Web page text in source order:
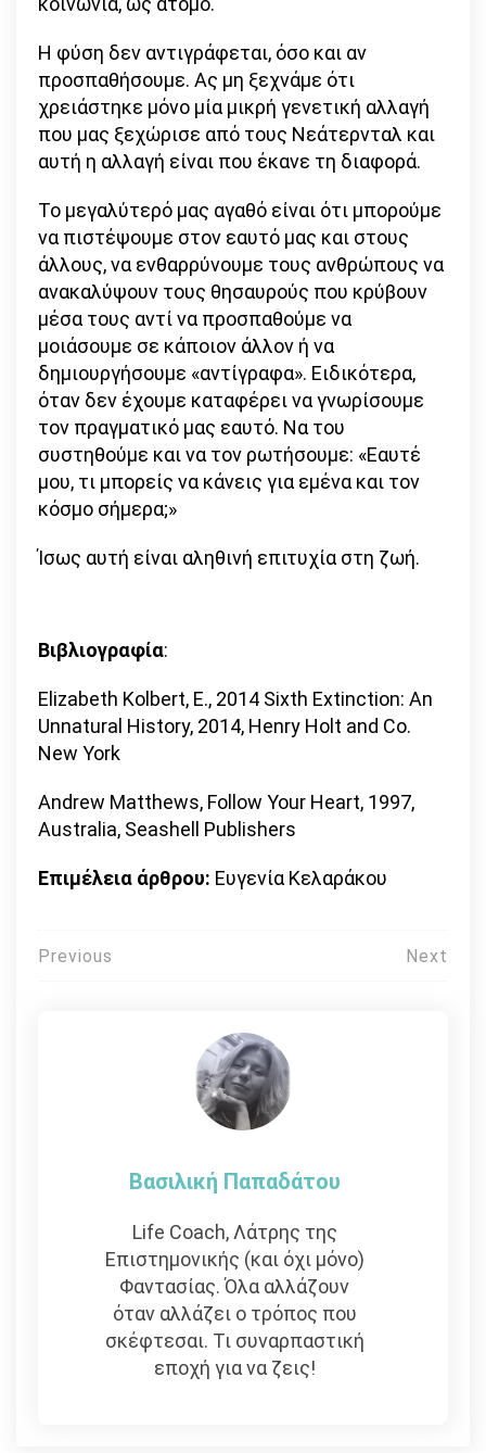
Η φύση δεν αντιγράφεται, όσο και αν
προσπαθήσουμε. Ας μη ξεχνάμε ότι
χρειάστηκε μόνο μία μικρή γενετική αλλαγή
που μας ξεχώρισε από τους Νεάτερνταλ και
αυτή η αλλαγή είναι που έκανε τη διαφορά.
Το μεγαλύτερό μας αγαθό είναι ότι μπορούμε
να πιστέψουμε στον εαυτό μας και στους
άλλους, να ενθαρρύνουμε τους ανθρώπους να
ανακαλύψουν τους θησαυρούς που κρύβουν
μέσα τους αντί να προσπαθούμε να
μοιάσουμε σε κάποιον άλλον ή να
δημιουργήσουμε «αντίγραφα». Ειδικότερα,
όταν δεν έχουμε καταφέρει να γνωρίσουμε
τον πραγματικό μας εαυτό. Να του
συστηθούμε και να τον ρωτήσουμε: «Εαυτέ
μου, τι μπορείς να κάνεις για εμένα και τον
κόσμο σήμερα;»
Ίσως αυτή είναι αληθινή επιτυχία στη ζωή.
Βιβλιογραφία:
Elizabeth Kolbert, E., 2014 Sixth Extinction: An
Unnatural History, 2014, Henry Holt and Co.
New York
Andrew Matthews, Follow Your Heart, 1997,
Australia, Seashell Publishers
Επιμέλεια άρθρου: Ευγενία Κελαράκου
Πλοήγηση
Previous Next
Βασιλική Παπαδάτου
Life Coach, Λάτρης της
Επιστημονικής (και όχι μόνο)
Φαντασίας. Όλα αλλάζουν
όταν αλλάζει ο τρόπος που
σκέφτεσαι. Τι συναρπαστική
εποχή για να ζεις!